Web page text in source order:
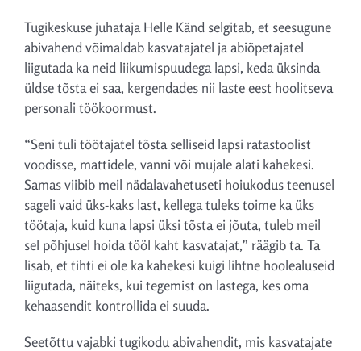
Tugikeskuse juhataja Helle Känd selgitab, et seesugune
abivahend võimaldab kasvatajatel ja abiõpetajatel
liigutada ka neid liikumispuudega lapsi, keda üksinda
üldse tõsta ei saa, kergendades nii laste eest hoolitseva
personali töökoormust.
“Seni tuli töötajatel tõsta selliseid lapsi ratastoolist
voodisse, mattidele, vanni või mujale alati kahekesi.
Samas viibib meil nädalavahetuseti hoiukodus teenusel
sageli vaid üks-kaks last, kellega tuleks toime ka üks
töötaja, kuid kuna lapsi üksi tõsta ei jõuta, tuleb meil
sel põhjusel hoida tööl kaht kasvatajat,” räägib ta. Ta
lisab, et tihti ei ole ka kahekesi kuigi lihtne hoolealuseid
liigutada, näiteks, kui tegemist on lastega, kes oma
kehaasendit kontrollida ei suuda.
Seetõttu vajabki tugikodu abivahendit, mis kasvatajate